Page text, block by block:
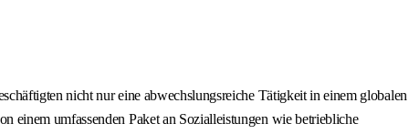
nicht nur eine abwechslungsreiche Tätigkeit in einem globalen
einem umfassenden Paket an Sozialleistungen wie betriebliche